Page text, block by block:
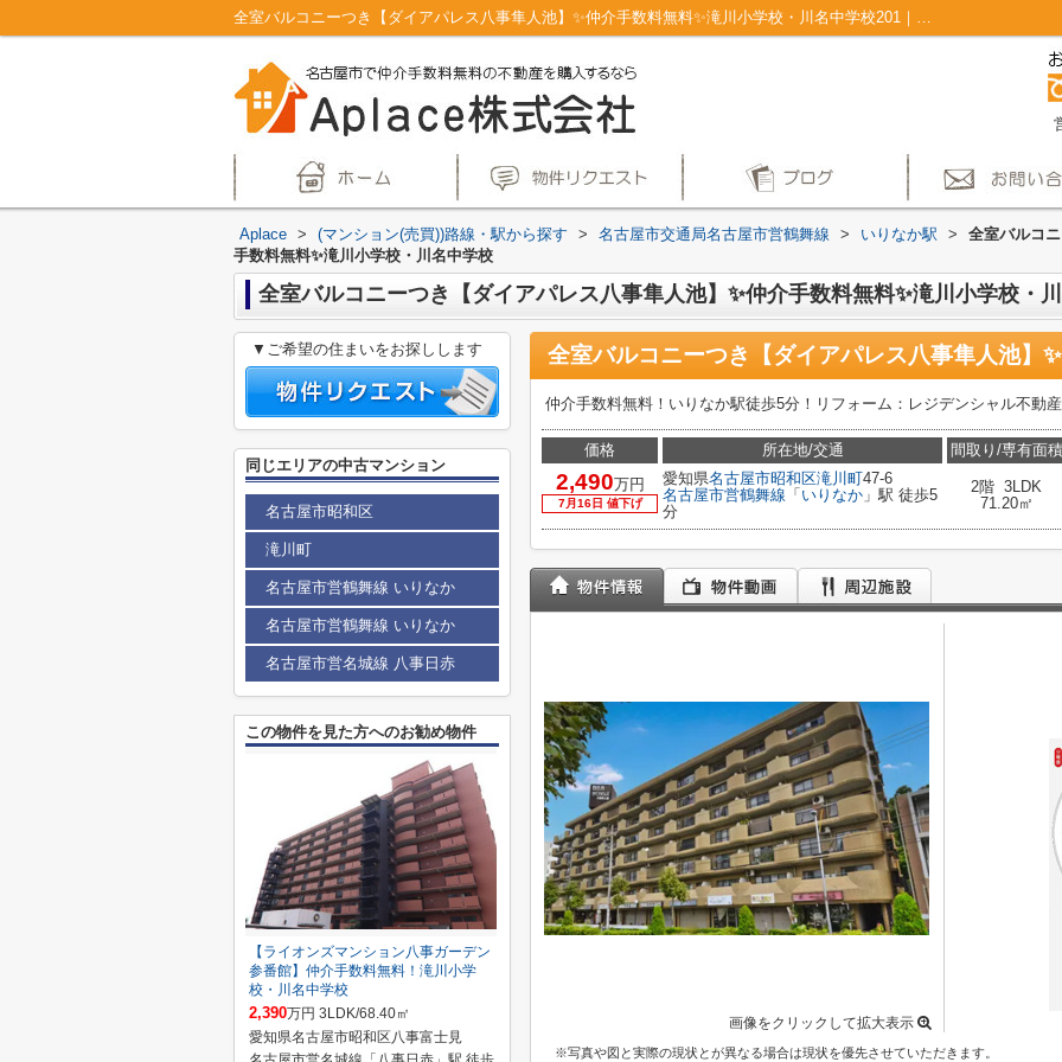
全室バルコニーつき【ダイアパレス八事隼人池】✨️仲介手数料無料✨️滝川小学校・川名中学校201｜クロゼット オープンキッチン リフォーム バルコニー 洗髪洗面化粧台｜仲介手数料無料！名古屋市で新築戸建てを探すならAplace
Aplace > (マンション(売買))路線・駅から探す > 名古屋市交通局名古屋市営鶴舞線 > いりなか駅 >
全室バルコ
手数料無料✨️滝川小学校・川名中学校
全室バルコニーつき【ダイアパレス八事隼人池】✨️仲介手数料無料✨️滝川小学校・
仲介手数料無料！いりなか駅徒歩5分！リフォーム：レジデンシャル不動
価格
2,490万円
7月16日 値下げ
所在地/交通
愛知県名古屋市昭和区滝川町47-6
名古屋市営鶴舞線 「 いりなか 」駅 徒歩5
分
間取り/専有面積
2階 3LDK
71.20㎡
画像をクリックして拡大表示
※写真や図と実際の現状とが異なる場合は現状を優先させていただきます。
▼ご希望の住まいをお探しします
同じエリアの中古マンション
名古屋市昭和区
滝川町
名古屋市営鶴舞線 いりなか
名古屋市営鶴舞線 いりなか
名古屋市営名城線 八事日赤
この物件を見た方へのお勧め物件
【ライオンズマンション八事ガーデン
参番館】仲介手数料無料！滝川小学
校・川名中学校
2,390万円 3LDK/68.40㎡
愛知県名古屋市昭和区八事富士見